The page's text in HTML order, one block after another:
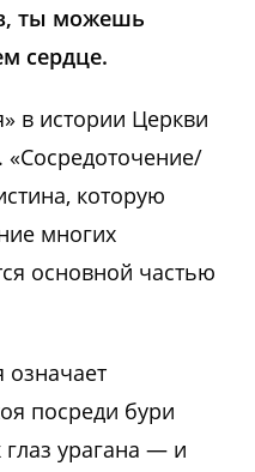
ты можешь
сердце.
в истории Церкви
«Сосредоточение/
которую
многих
основной частью
означает
посреди бури
урагана — и